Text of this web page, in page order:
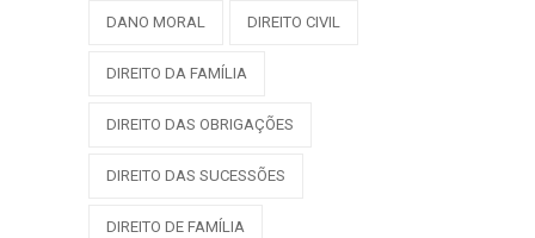
DANO MORAL DIREITO CIVIL
DIREITO DA FAMÍLIA
DIREITO DAS OBRIGAÇÕES
DIREITO DAS SUCESSÕES
DIREITO DE FAMÍLIA